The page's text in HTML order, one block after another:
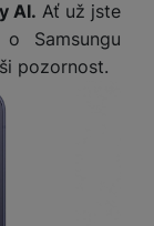
AI. Ať už jste
Samsungu
pozornost.